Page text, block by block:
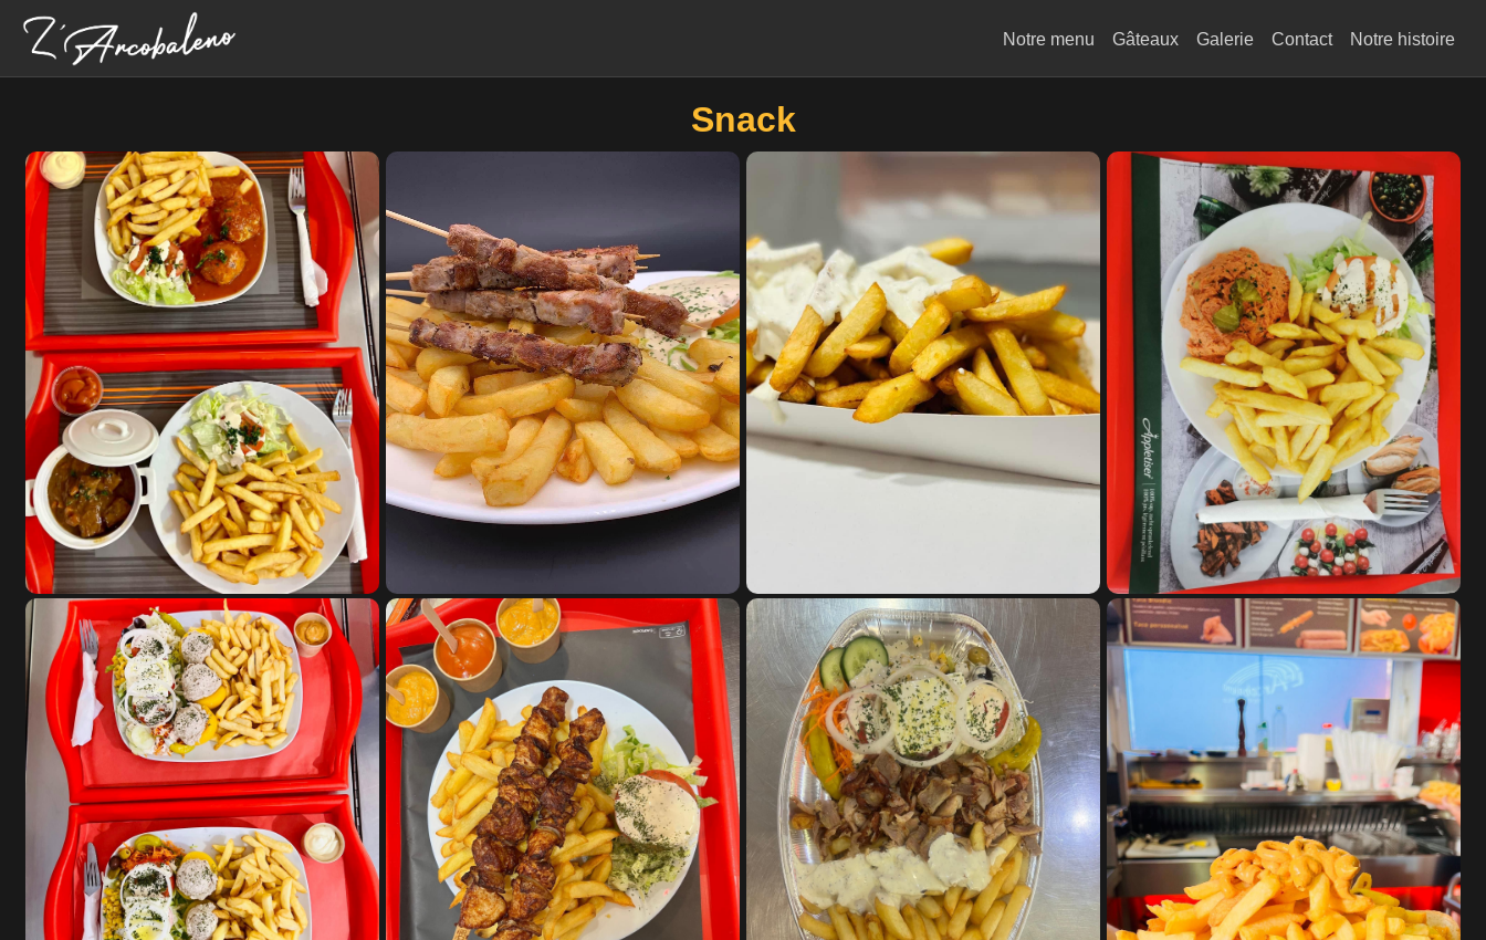
Notre menu Gâteaux Galerie Contact Notre histoire
Snack